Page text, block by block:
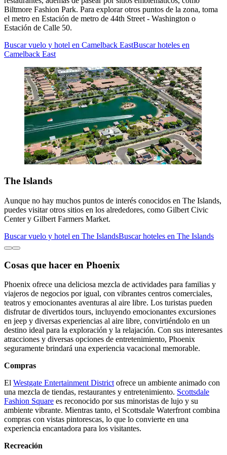
Biltmore Fashion Park. Para explorar otros puntos de la zona, toma
el metro en Estación de metro de 44th Street - Washington o
Estación de Calle 50.
Buscar vuelo y hotel en Camelback EastBuscar hoteles en
Camelback East
The Islands
Aunque no hay muchos puntos de interés conocidos en The Islands,
puedes visitar otros sitios en los alrededores, como Gilbert Civic
Center y Gilbert Farmers Market.
Buscar vuelo y hotel en The IslandsBuscar hoteles en The Islands
Cosas que hacer en Phoenix
Phoenix ofrece una deliciosa mezcla de actividades para familias y
viajeros de negocios por igual, con vibrantes centros comerciales,
teatros y emocionantes aventuras al aire libre. Los turistas pueden
disfrutar de divertidos tours, incluyendo emocionantes excursiones
en jeep y diversas experiencias al aire libre, convirtiéndolo en un
destino ideal para la exploración y la relajación. Con sus interesantes
atracciones y diversas opciones de entretenimiento, Phoenix
seguramente brindará una experiencia vacacional memorable.
Compras
El Westgate Entertainment Districtofrece un ambiente animado con
una mezcla de tiendas, restaurantes y entretenimiento. Scottsdale
Fashion Square es reconocido por sus minoristas de lujo y su
ambiente vibrante. Mientras tanto, el Scottsdale Waterfront combina
compras con vistas pintorescas, lo que lo convierte en una
experiencia encantadora para los visitantes.
Recreación